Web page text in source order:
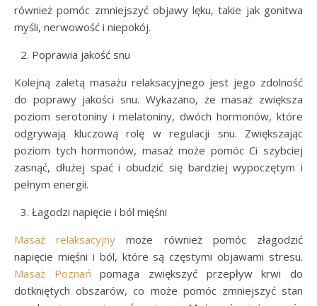
również pomóc zmniejszyć objawy lęku, takie jak gonitwa
myśli, nerwowość i niepokój.
Poprawia jakość snu
Kolejną zaletą masażu relaksacyjnego jest jego zdolność
do poprawy jakości snu. Wykazano, że masaż zwiększa
poziom serotoniny i melatoniny, dwóch hormonów, które
odgrywają kluczową rolę w regulacji snu. Zwiększając
poziom tych hormonów, masaż może pomóc Ci szybciej
zasnąć, dłużej spać i obudzić się bardziej wypoczętym i
pełnym energii.
Łagodzi napięcie i ból mięśni
Masaż relaksacyjnymoże również pomóc złagodzić
napięcie mięśni i ból, które są częstymi objawami stresu.
Masaż Poznań pomaga zwiększyć przepływ krwi do
dotkniętych obszarów, co może pomóc zmniejszyć stan